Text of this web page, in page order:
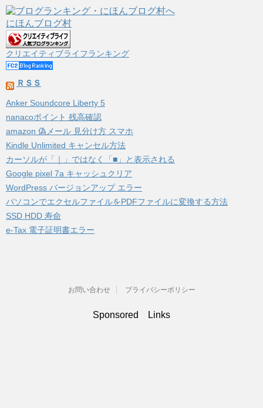
にほんブログ村
クリエイティブライフランキング
ＲＳＳ
Anker Soundcore Liberty 5
nanacoポイント 残高確認
amazon 偽メール 見分け方 スマホ
Kindle Unlimited キャンセル方法
カーソルが「｜」ではなく「■」と表示される
Google pixel 7a キャッシュクリア
WordPress バージョンアップ エラー
パソコンでエクセルファイルをPDFファイルに変換する方法
SSD HDD 寿命
e-Tax 電子証明書エラー
お問い合わせ プライバシーポリシー
Sponsored Links